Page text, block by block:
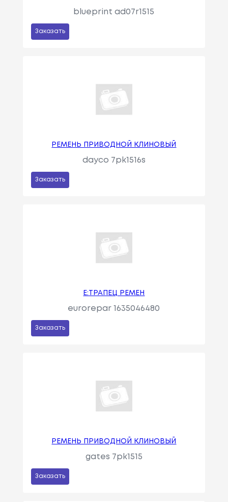
blueprint ad07r1515
Заказать
РЕМЕНЬ ПРИВОДНОЙ КЛИНОВЫЙ
dayco 7pk1516s
Заказать
E:ТРАПЕЦ РЕМЕН
eurorepar 1635046480
Заказать
РЕМЕНЬ ПРИВОДНОЙ КЛИНОВЫЙ
gates 7pk1515
Заказать